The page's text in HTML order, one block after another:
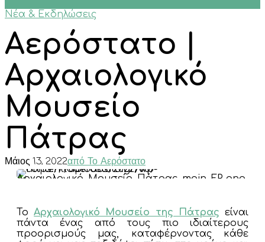
Νέα & Εκδηλώσεις
Αερόστατο |
Αρχαιολογικό
Μουσείο
Πάτρας
Μάιος 13, 2022από Το Αερόστατο
ΤοΑρχαιολογικό Μουσείο της Πάτρας είναι
πάντα ένας από τους πιο ιδιαίτερους
προορισμούς μας, καταφέρνοντας κάθε